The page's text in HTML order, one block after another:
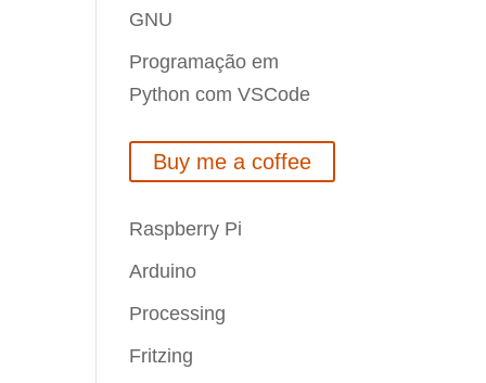
GNU
Programação em
Python com VSCode
Buy me a coffee
Raspberry Pi
Arduino
Processing
Fritzing